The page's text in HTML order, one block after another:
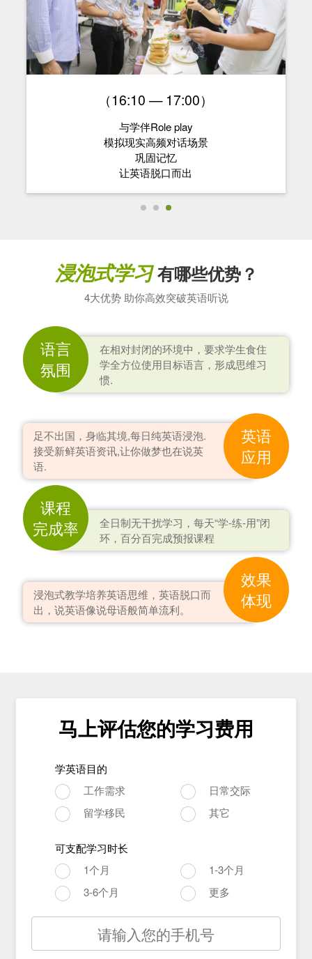
（16:10 — 17:00）
与学伴Role play
模拟现实高频对话场景
巩固记忆
让英语脱口而出
浸泡式学习有哪些优势？
4大优势 助你高效突破英语听说
语言
氛围
在相对封闭的环境中，要求学生食住
学全方位使用目标语言，形成思维习
惯.
英语
应用
足不出国，身临其境,每日纯英语浸泡.
接受新鲜英语资讯,让你做梦也在说英
语.
课程
完成率
全日制无干扰学习，每天“学-练-用”闭
环，百分百完成预报课程
效果
体现
浸泡式教学培养英语思维，英语脱口而
出，说英语像说母语般简单流利。
马上评估您的学习费用
学英语目的
工作需求
日常交际
留学移民
其它
可支配学习时长
1个月
1-3个月
3-6个月
更多